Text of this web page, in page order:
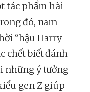
tác phẩm hài
đó, nam
“hậu Harry
chết biết đánh
những ý tưởng
gen Z giúp